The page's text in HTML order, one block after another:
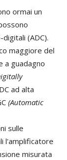
ormai un
(ADC).
maggiore del
a guadagno
ad alta
(Automatic
sulle
l'amplificatore
misurata